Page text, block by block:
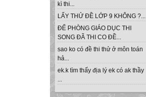
kì thi...
LẤY THỬ ĐỀ LỚP 9 KHÔNG ?...
ĐỂ PHÒNG GIÁO DỤC THI
SONG ĐÃ THI CO ĐỀ...
sao ko có đề thi thử ở môn toán
hả...
ek.k tìm thấy địa lý ek có ak thầy
...